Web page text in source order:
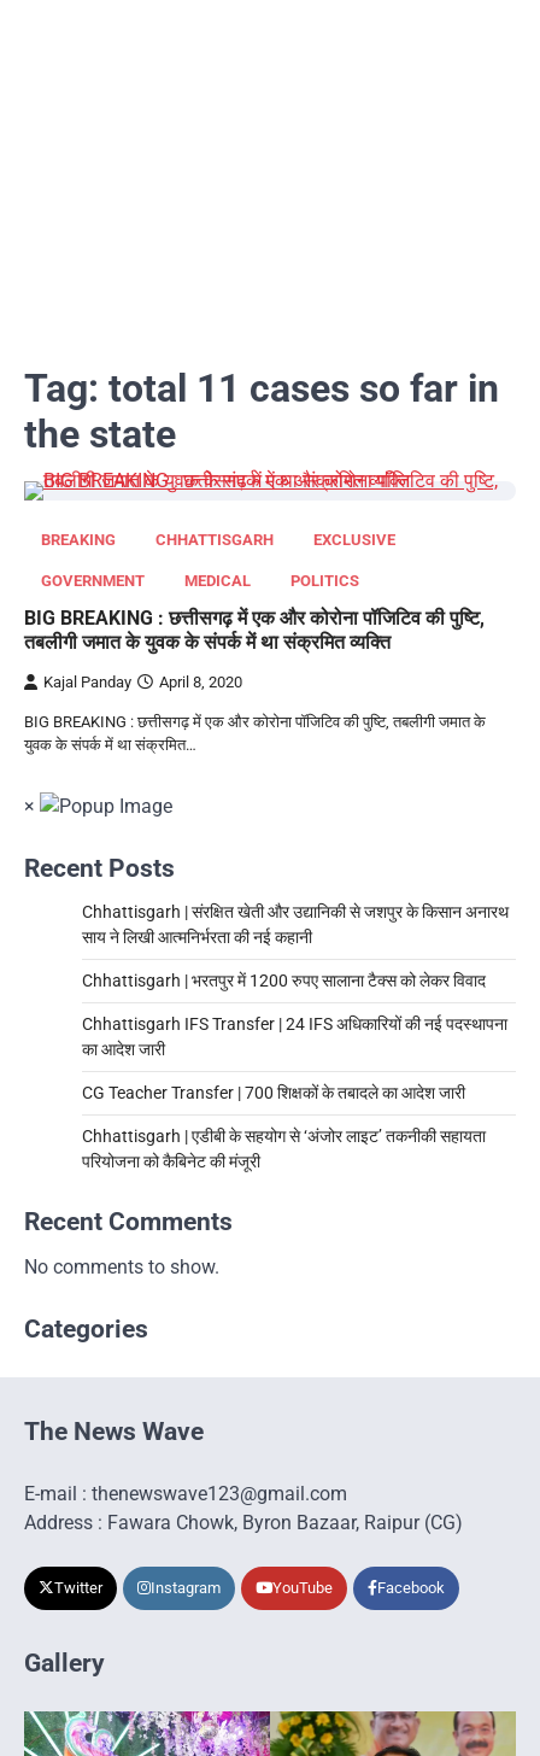
Tag: total 11 cases so far in
the state
BREAKING CHHATTISGARH EXCLUSIVE
GOVERNMENT MEDICAL POLITICS
BIG BREAKING : छत्तीसगढ़ में एक और कोरोना पॉजिटिव की पुष्टि,
तबलीगी जमात के युवक के संपर्क में था संक्रमित व्यक्ति
Kajal Panday April 8, 2020
BIG BREAKING : छत्तीसगढ़ में एक और कोरोना पॉजिटिव की पुष्टि, तबलीगी जमात के
युवक के संपर्क में था संक्रमित…
×
Recent Posts
Chhattisgarh | संरक्षित खेती और उद्यानिकी से जशपुर के किसान अनारथ
साय ने लिखी आत्मनिर्भरता की नई कहानी
Chhattisgarh | भरतपुर में 1200 रुपए सालाना टैक्स को लेकर विवाद
Chhattisgarh IFS Transfer | 24 IFS अधिकारियों की नई पदस्थापना
का आदेश जारी
CG Teacher Transfer | 700 शिक्षकों के तबादले का आदेश जारी
Chhattisgarh | एडीबी के सहयोग से ‘अंजोर लाइट’ तकनीकी सहायता
परियोजना को कैबिनेट की मंजूरी
Recent Comments
No comments to show.
Categories
The News Wave
E-mail : thenewswave123@gmail.com
Address : Fawara Chowk, Byron Bazaar, Raipur (CG)
Twitter Instagram YouTube Facebook
Gallery